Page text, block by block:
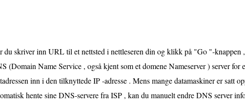
du skriver inn URL til et nettsted i nettleseren din og klikk på "Go "-knappen ,
(Domain Name Service , også kjent som et domene Nameserver ) server for
inn i den tilknyttede IP -adresse . Mens mange datamaskiner er satt
hente sine DNS-servere fra ISP , kan du manuelt endre DNS server